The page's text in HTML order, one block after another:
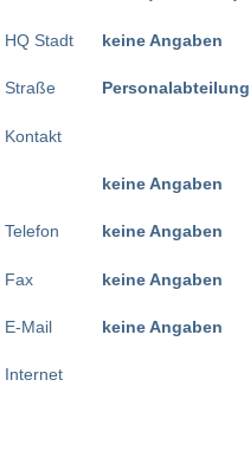
HQ Stadt
Straße
Kontakt
Telefon
Fax
E-Mail
Internet
keine Angaben
Personalabteilung
keine Angaben
keine Angaben
keine Angaben
keine Angaben